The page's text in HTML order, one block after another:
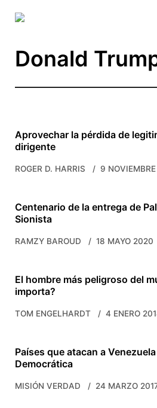
Donald
Aprovechar la pérdida de
dirigente
ROGER D. HARRIS 9
Centenario de la entrega de
Sionista
RAMZY BAROUD 18 MAYO 2020
El hombre más peligroso del
importa?
TOM ENGELHARDT 4 ENERO
Países que atacan a
Democrática
MISIÓN VERDAD 24 MARZO